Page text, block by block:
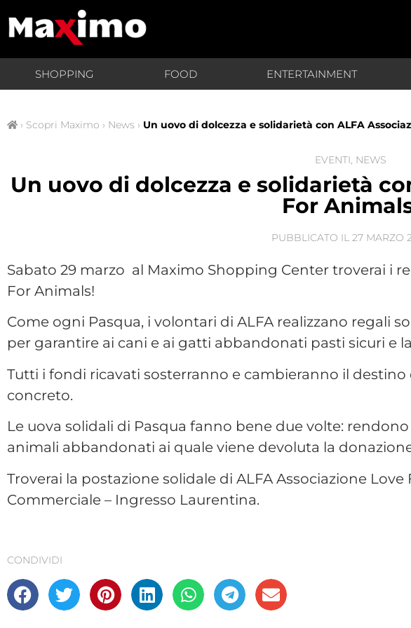
SHOPPING FOOD ENTERTAINMENT
› Scopri Maximo › News › Un uovo di dolcezza e solidarietà con ALFA
EVENTI, NEWS
Un uovo di dolcezza e solidarietà
For
PUBBLICATO IL 27 MARZO
Sabato 29 marzo al Maximo Shopping Center troverai i
For Animals!
Come ogni Pasqua, i volontari di ALFA realizzano regali
per garantire ai cani e ai gatti abbandonati pasti sicuri e
Tutti i fondi ricavati sosterranno e cambieranno il
concreto.
Le uova solidali di Pasqua fanno bene due volte:
animali abbandonati ai quale viene devoluta la
Troverai la postazione solidale di ALFA Associazione
Commerciale – Ingresso Laurentina.
CONDIVIDI